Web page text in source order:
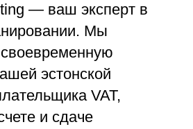
— ваш эксперт в
Мы
эстонской
VAT,
и сдаче